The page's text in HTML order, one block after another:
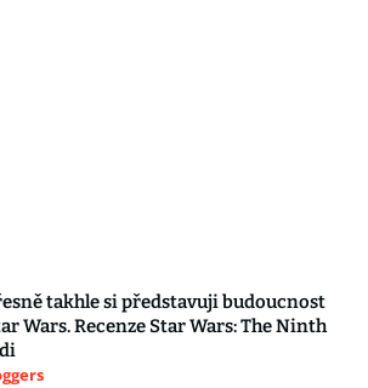
takhle si představuji budoucnost
Wars. Recenze Star Wars: The Ninth